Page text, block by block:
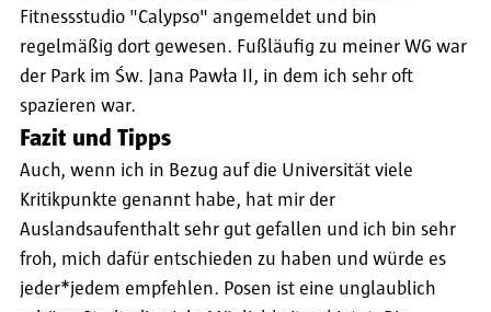
Fitnessstudio "Calypso" angemeldet und bin
regelmäßig dort gewesen. Fußläufig zu meiner WG war
der Park im Św. Jana Pawła II, in dem ich sehr oft
spazieren war.
Fazit und Tipps
Auch, wenn ich in Bezug auf die Universität viele
Kritikpunkte genannt habe, hat mir der
Auslandsaufenthalt sehr gut gefallen und ich bin sehr
froh, mich dafür entschieden zu haben und würde es
jeder*jedem empfehlen. Posen ist eine unglaublich